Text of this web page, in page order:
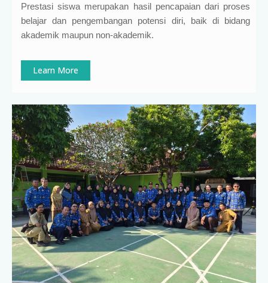
Prestasi siswa merupakan hasil pencapaian dari proses
belajar dan pengembangan potensi diri, baik di bidang
akademik maupun non-akademik.
Learn More